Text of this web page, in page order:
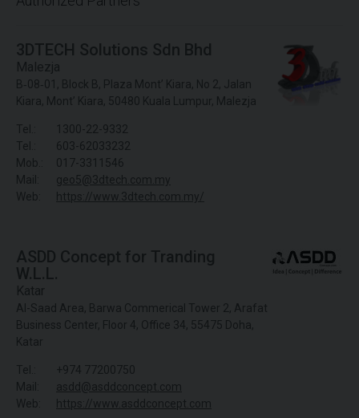
3DTECH Solutions Sdn Bhd
Malezja
B‐08‐01, Block B, Plaza Mont’ Kiara, No 2, Jalan
Kiara, Mont’ Kiara, 50480 Kuala Lumpur, Malezja
Tel.:
1300-22-9332
Tel.:
603-62033232
Mob.:
017-3311546
Mail:
geo5@3dtech.com.my
Web:
https://www.3dtech.com.my/
ASDD Concept for Tranding
W.L.L.
Katar
Al-Saad Area, Barwa Commerical Tower 2, Arafat
Business Center, Floor 4, Office 34, 55475 Doha,
Katar
Tel.:
+974 77200750
Mail:
asdd@asddconcept.com
Web:
https://www.asddconcept.com